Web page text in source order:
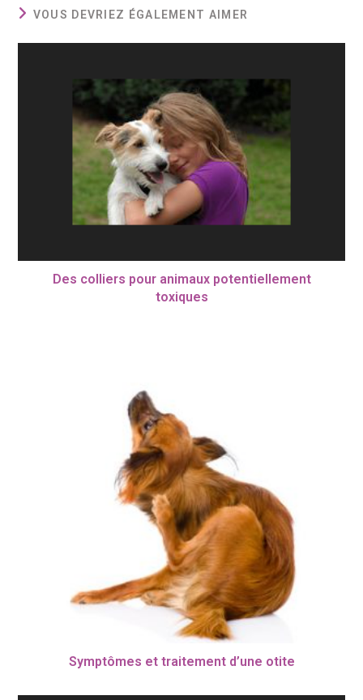
VOUS DEVRIEZ ÉGALEMENT AIMER
Des colliers pour animaux potentiellement
toxiques
Symptômes et traitement d’une otite